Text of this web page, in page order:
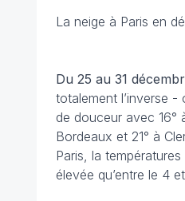
La neige à Paris en
Du 25 au 31
totalement l’inverse
de douceur avec 16°
Bordeaux et 21° à
Paris, la
élevée qu’entre le 4